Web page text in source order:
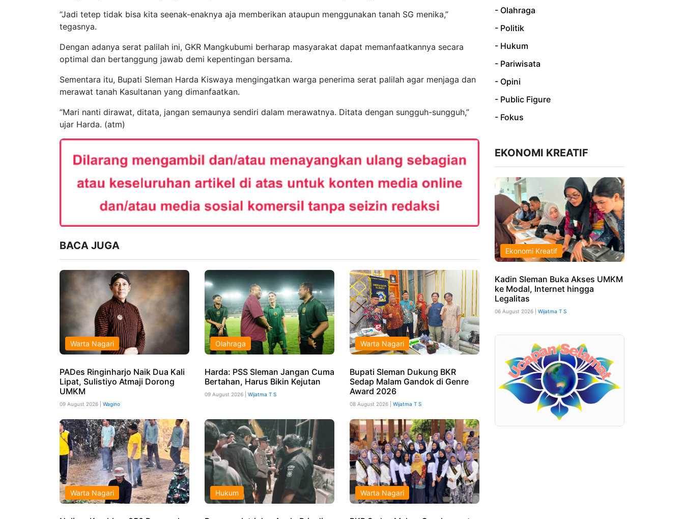
“Jadi tetep tidak bisa kita seenak-enaknya aja memberikan ataupun menggunakan tanah SG menika,”
tegasnya.
Dengan adanya serat palilah ini, GKR Mangkubumi berharap masyarakat dapat memanfaatkannya secara
optimal dan bertanggung jawab demi kepentingan bersama.
Sementara itu, Bupati Sleman Harda Kiswaya mengingatkan warga penerima serat palilah agar menjaga dan
merawat tanah Kasultanan yang dimanfaatkan.
“Mari nanti dirawat, ditata, jangan semaunya sendiri dalam merawatnya. Ditata dengan sungguh-sungguh,”
ujar Harda. (atm)
BACA JUGA
Warta Nagari
PADes Ringinharjo Naik Dua Kali
Lipat, Sulistiyo Atmaji Dorong
UMKM
09 August 2026 | Wagino
Olahraga
Harda: PSS Sleman Jangan Cuma
Bertahan, Harus Bikin Kejutan
09 August 2026 | Wijatma T S
Warta Nagari
Bupati Sleman Dukung BKR
Sedap Malam Gandok di Genre
Award 2026
08 August 2026 | Wijatma T S
Warta Nagari Hukum Warta Nagari
- Olahraga
- Politik
- Hukum
- Pariwisata
- Opini
- Public Figure
- Fokus
EKONOMI KREATIF
Ekonomi Kreatif
Kadin Sleman Buka Akses UMKM
ke Modal, Internet hingga
Legalitas
06 August 2026 | Wijatma T S